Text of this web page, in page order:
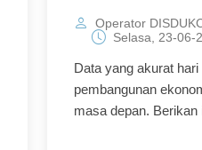
Operator
Selasa, 23-06-
Data yang akurat
pembangunan
masa depan. Berikan